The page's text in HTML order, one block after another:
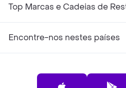
Top Marcas e Cadeias de
Encontre-nos nestes países